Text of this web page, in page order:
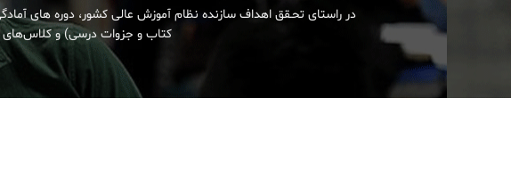
در راستای تحـقق اهداف سازنده نظام آموزش عالی کشور، دوره های
کتاب و جزوات درسی) و کلاس‌های